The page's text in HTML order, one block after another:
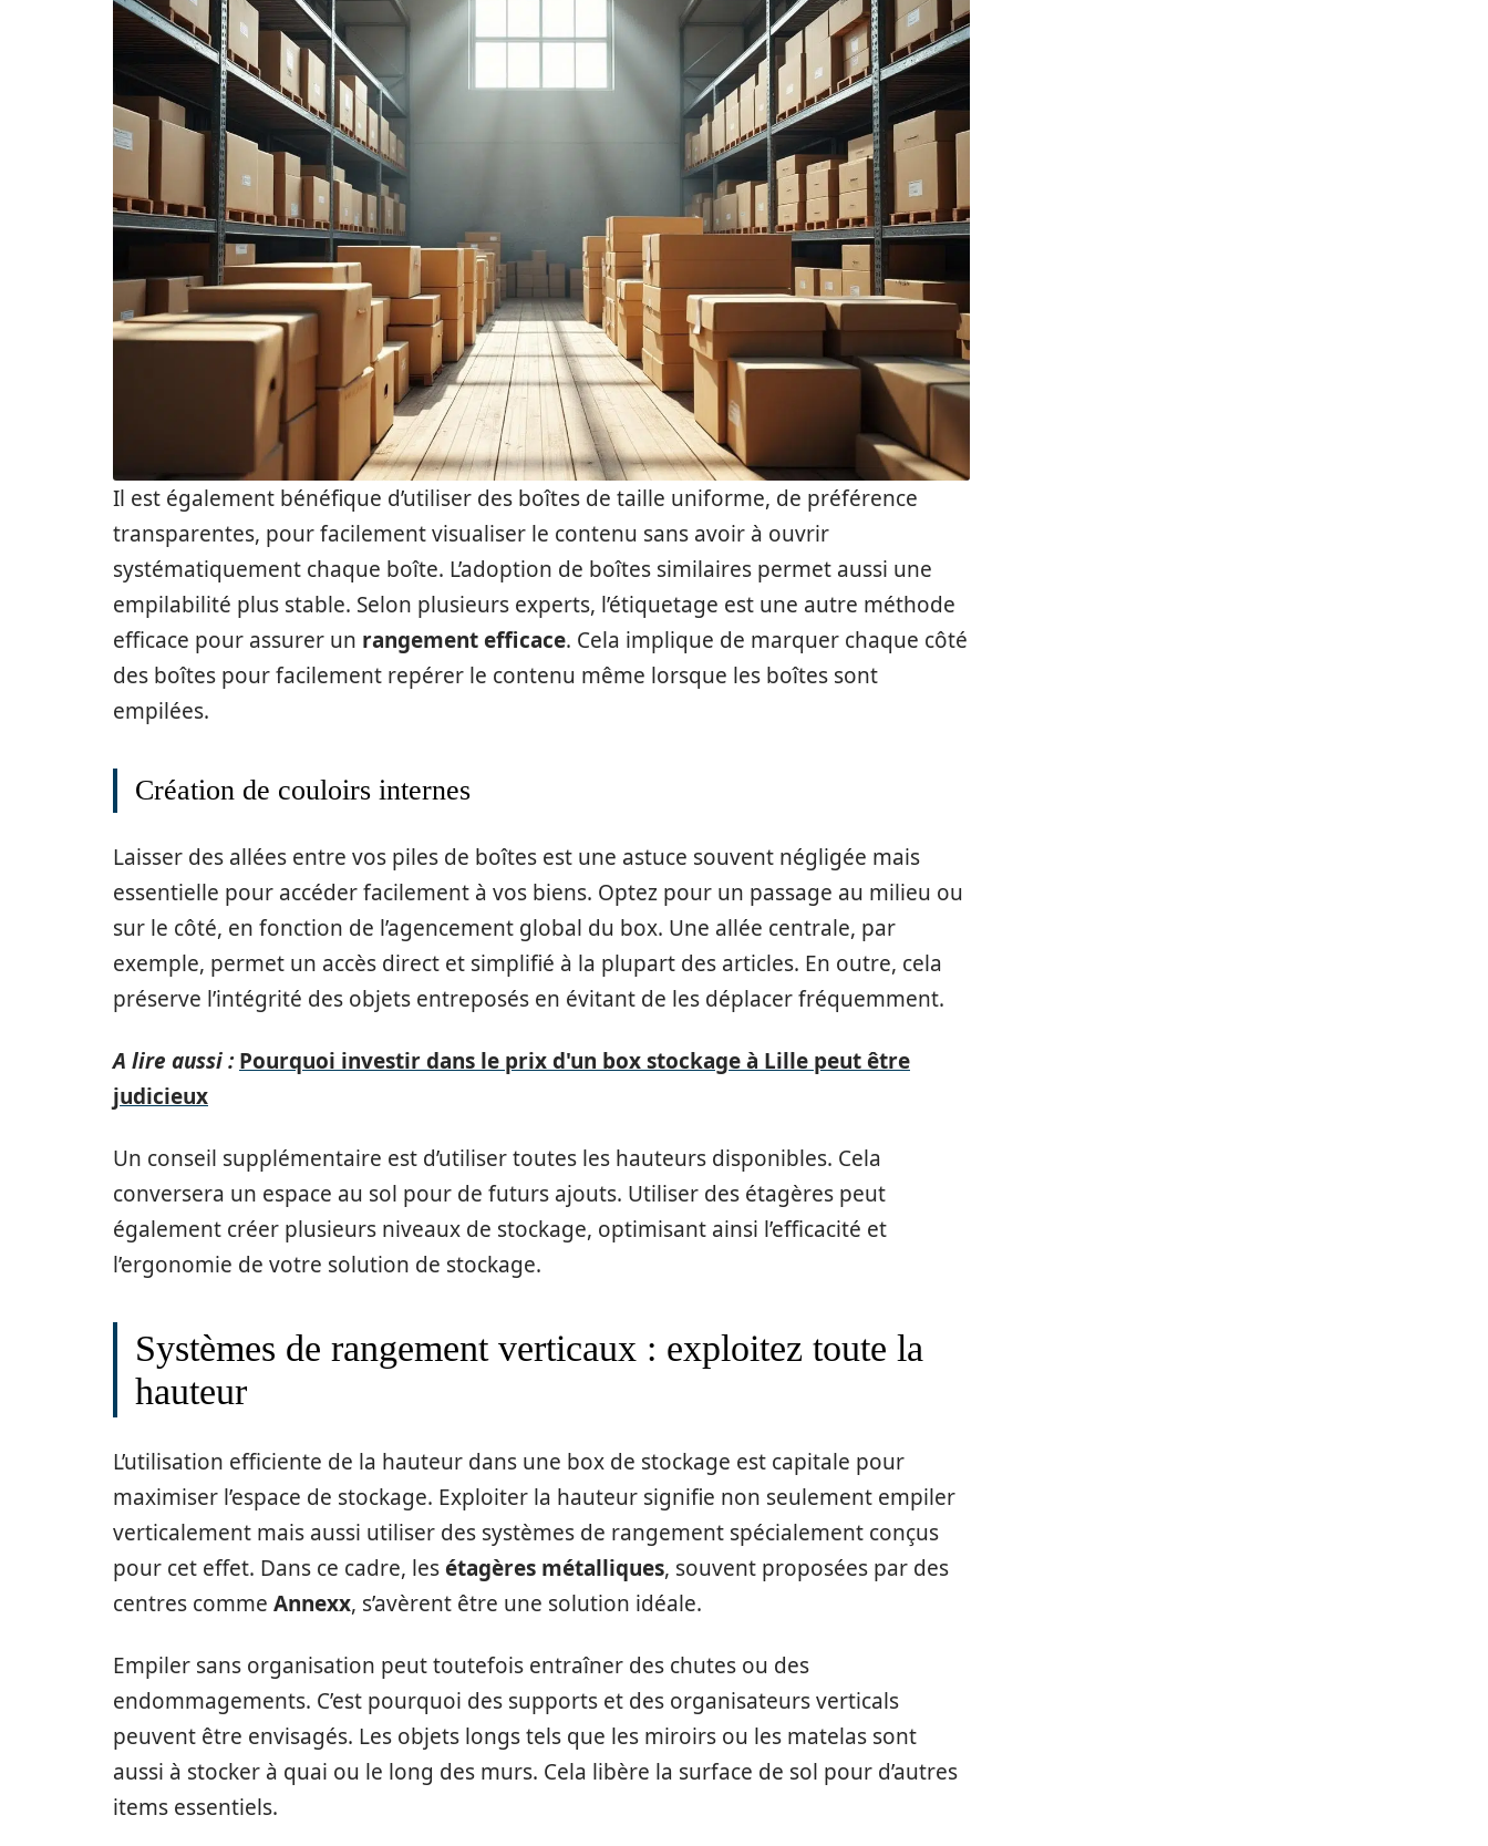
Il est également bénéfique d’utiliser des boîtes de taille uniforme, de préférence
transparentes, pour facilement visualiser le contenu sans avoir à ouvrir
systématiquement chaque boîte. L’adoption de boîtes similaires permet aussi une
empilabilité plus stable. Selon plusieurs experts, l’étiquetage est une autre méthode
efficace pour assurer un rangement efficace. Cela implique de marquer chaque côté
des boîtes pour facilement repérer le contenu même lorsque les boîtes sont
empilées.
Création de couloirs internes
Laisser des allées entre vos piles de boîtes est une astuce souvent négligée mais
essentielle pour accéder facilement à vos biens. Optez pour un passage au milieu ou
sur le côté, en fonction de l’agencement global du box. Une allée centrale, par
exemple, permet un accès direct et simplifié à la plupart des articles. En outre, cela
préserve l’intégrité des objets entreposés en évitant de les déplacer fréquemment.
A lire aussi : Pourquoi investir dans le prix d'un box stockage à Lille peut être
judicieux
Un conseil supplémentaire est d’utiliser toutes les hauteurs disponibles. Cela
conversera un espace au sol pour de futurs ajouts. Utiliser des étagères peut
également créer plusieurs niveaux de stockage, optimisant ainsi l’efficacité et
l’ergonomie de votre solution de stockage.
Systèmes de rangement verticaux : exploitez toute la
hauteur
L’utilisation efficiente de la hauteur dans une box de stockage est capitale pour
maximiser l’espace de stockage. Exploiter la hauteur signifie non seulement empiler
verticalement mais aussi utiliser des systèmes de rangement spécialement conçus
pour cet effet. Dans ce cadre, lesétagères métalliques, souvent proposées par des
centres comme Annexx, s’avèrent être une solution idéale.
Empiler sans organisation peut toutefois entraîner des chutes ou des
endommagements. C’est pourquoi des supports et des organisateurs verticals
peuvent être envisagés. Les objets longs tels que les miroirs ou les matelas sont
aussi à stocker à quai ou le long des murs. Cela libère la surface de sol pour d’autres
items essentiels.